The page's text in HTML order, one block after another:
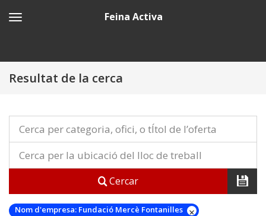
Feina Activa
Resultat de la cerca
Cercar
Nom d'empresa: Fundació Mercè Fontanilles